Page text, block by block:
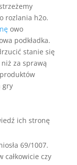
rozlania h2o.
owo
podkładka.
stanie się
za sprawą
gry
69/1007.
całkowicie czy